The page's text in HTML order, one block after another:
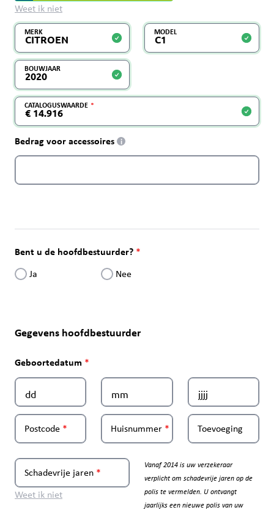
Weet ik niet
MERK MODEL
BOUWJAAR
CATALOGUSWAARDE
Bedrag voor accessoires i
Bent u de hoofdbestuurder?
Ja Nee
Gegevens hoofdbestuurder
Geboortedatum
Postcode Huisnummer Toevoeging
Schadevrije jaren
Weet ik niet
Vanaf 2014 is uw verzekeraar
verplicht om schadevrije jaren op de
polis te vermelden. U ontvangt
jaarlijks een nieuwe polis van uw